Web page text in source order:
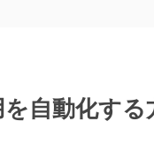
自動化す